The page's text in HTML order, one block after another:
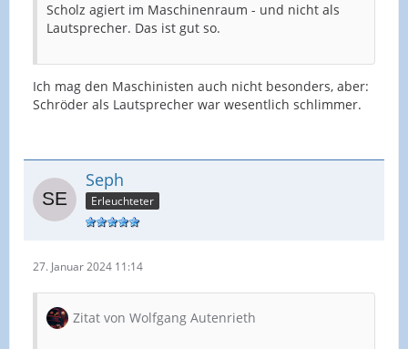
Scholz agiert im Maschinenraum - und nicht als
Lautsprecher. Das ist gut so.
Ich mag den Maschinisten auch nicht besonders, aber:
Schröder als Lautsprecher war wesentlich schlimmer.
Seph
Erleuchteter
27. Januar 2024 11:14
Zitat von Wolfgang Autenrieth